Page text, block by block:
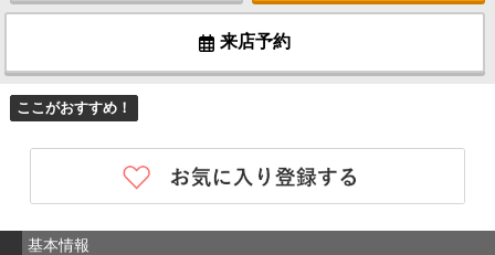
来店予約
ここがおすすめ！
基本情報